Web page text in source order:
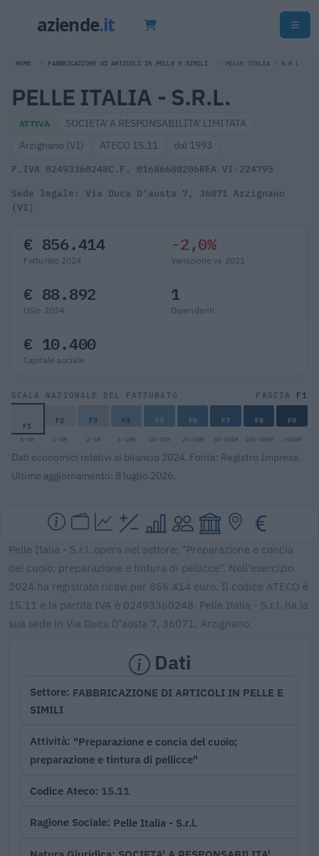
HOME FABBRICAZIONE DI ARTICOLI IN PELLE E SIMILI PELLE ITALIA - S.R.L.
PELLE ITALIA - S.R.L.
ATTIVA
SOCIETA' A RESPONSABILITA' LIMITATA
Arzignano (VI)
ATECO 15.11 dal 1993
P.IVA 02493360248C.F. 01686680206REA VI-224795
Sede legale: Via Duca D'aosta 7, 36071 Arzignano
(VI)
€ 856.414
Fatturato 2024
-2,0%
Variazione vs 2021
€ 88.892
Utile 2024
1
Dipendenti
€ 10.400
Capitale sociale
SCALA NAZIONALE DEL FATTURATO FASCIA F1
F1 F2 F3 F4 F5 F6 F7 F8 F9
0-1M 1-2M 2-5M 5-10M 10-25M 25-50M 50-100M 100-500M >500M
Dati economici relativi al bilancio 2024. Fonte: Registro Imprese.
Ultimo aggiornamento: 8 luglio 2026.
Pelle Italia - S.r.l. opera nel settore: "Preparazione e concia
del cuoio; preparazione e tintura di pellicce". Nell'esercizio
2024 ha registrato ricavi per 856.414 euro. Il codice ATECO è
15.11 e la partita IVA è 02493360248. Pelle Italia - S.r.l. ha la
sua sede in Via Duca D'aosta 7, 36071, Arzignano.
Dati
Settore FABBRICAZIONE DI ARTICOLI IN PELLE E
SIMILI
Attività "Preparazione e concia del cuoio;
preparazione e tintura di pellicce"
Codice Ateco 15.11
Ragione Sociale Pelle Italia - S.r.l.